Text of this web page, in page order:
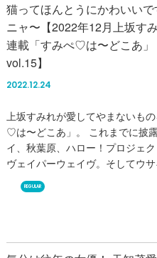
猫ってほんとうにかわいいで
ニャ〜【2022年12月上坂す
連載「すみぺ♡は〜どこあ」
vol.15】
2022.12.24
上坂すみれが愛してやまないも
♡は〜どこあ」。 これまでに披
イ、秋葉原、ハロー！プロジェ
ヴェイパーウェイヴ。そしてウ
REGULAR